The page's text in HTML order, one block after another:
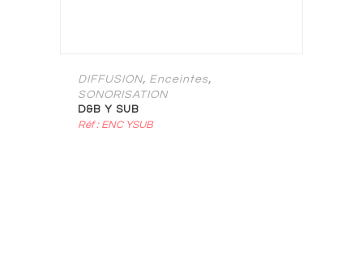
DIFFUSION, Enceintes,
SONORISATION
D&B Y SUB
Réf : ENC YSUB